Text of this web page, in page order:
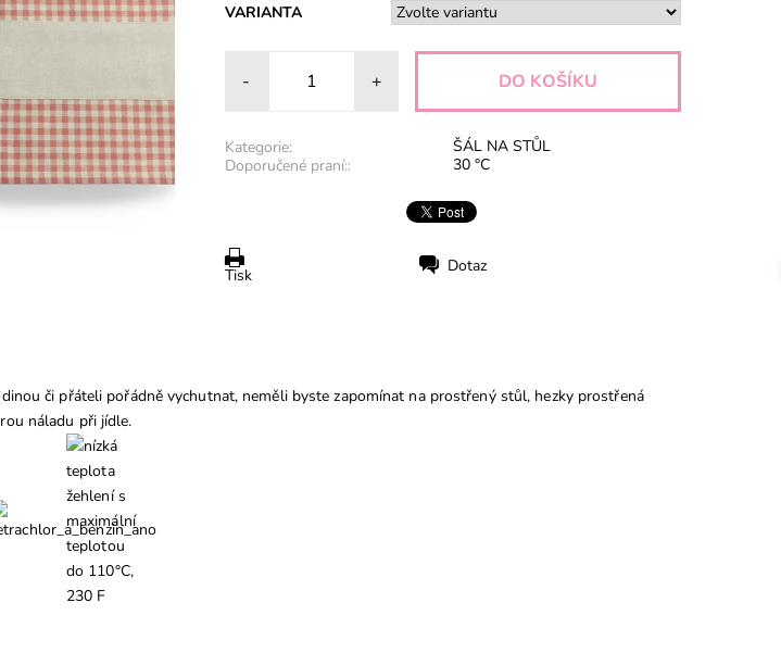
VARIANTA
- +
Kategorie:
ŠÁL NA STŮL
Doporučené praní::
30 °C
Tisk
Dotaz
či přáteli pořádně vychutnat, neměli byste zapomínat na prostřený stůl, hezky prostřená
náladu při jídle.